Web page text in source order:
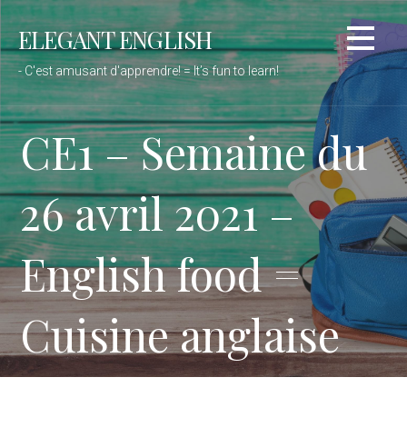
Passer
au
contenu
ELEGANT ENGLISH
- C'est amusant d'apprendre! = It’s fun to learn!
CE1 – Semaine du
26 avril 2021 –
English food =
Cuisine anglaise